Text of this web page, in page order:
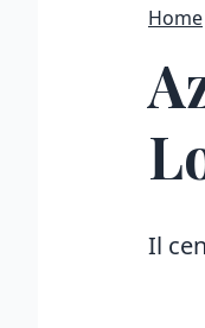
Home
Il